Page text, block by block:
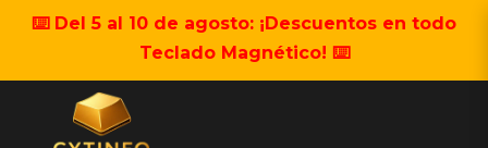
⌨️ Del 5 al 10 de agosto: ¡Descuentos en todo
Teclado Magnético! ⌨️